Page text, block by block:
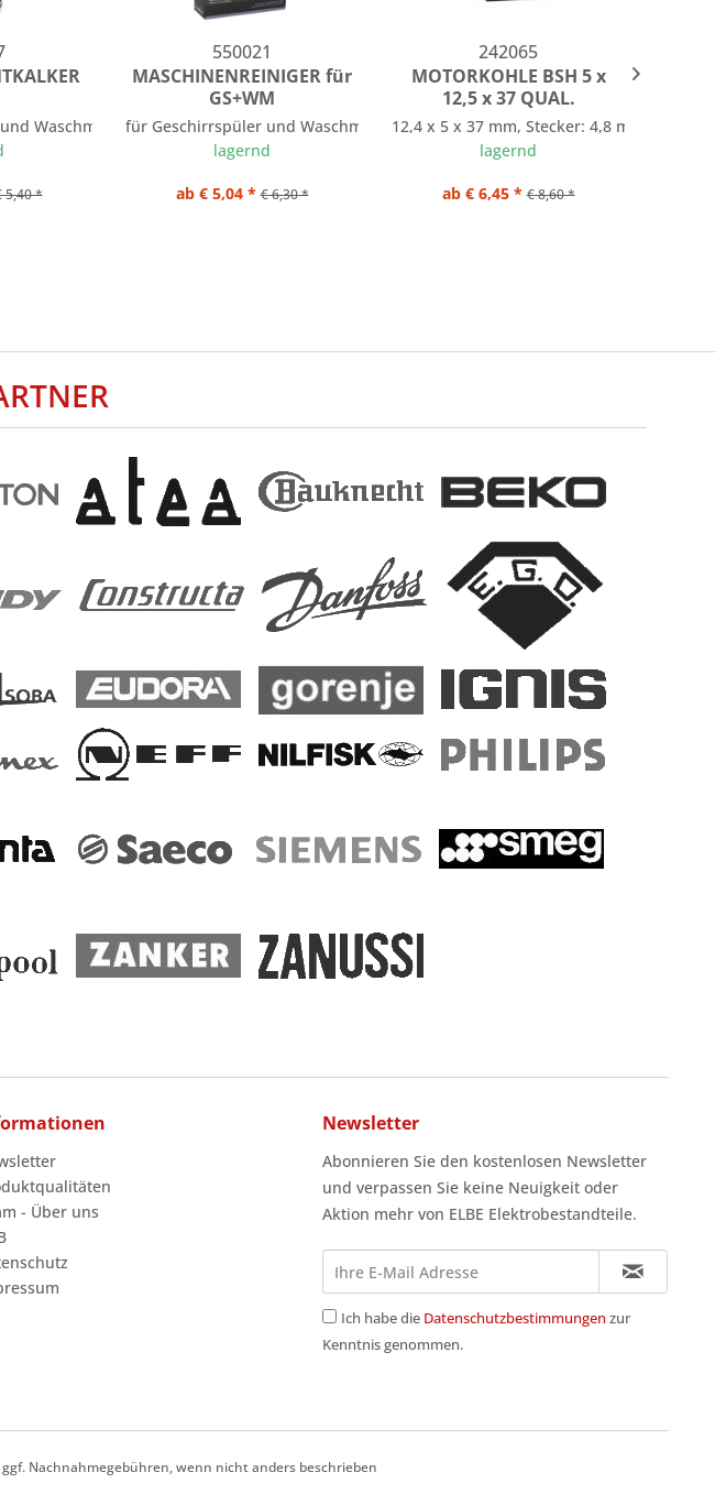
Waschmaschinen Inhalt: 200 g
5,40 *
550021
MASCHINENREINIGER für
GS+WM
für Geschirrspüler und Waschmaschinen
lagernd
ab € 5,04 * € 6,30 *
242065
MOTORKOHLE BSH 5 x
12,5 x 37 QUAL.
12,4 x 5 x 37 mm, Stecker: 4,8 mm, HOHE
lagernd
ab € 6,45 * € 8,60 *
- Über uns
Newsletter
Abonnieren Sie den kostenlosen Newsletter
und verpassen Sie keine Neuigkeit oder
Aktion mehr von ELBE Elektrobestandteile.
Ich habe die Datenschutzbestimmungen zur
Kenntnis genommen.
Nachnahmegebühren, wenn nicht anders beschrieben